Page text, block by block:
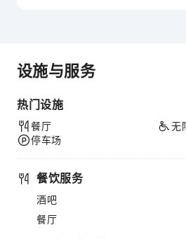
设施与服务
热门设施
餐厅
停车场
无
餐饮服务
酒吧
餐厅